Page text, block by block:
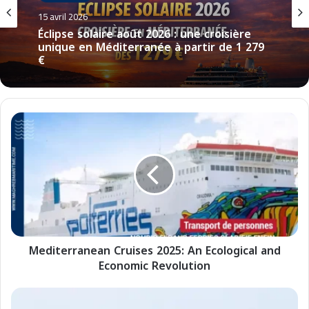
Croisières
15 avril 2026
Éclipse solaire août 2026 : une croisière
unique en Méditerranée à partir de 1 279
2 avril 2026
La Goulette 2026 : Impact économique
des croisières révélées
M
e
d
i
t
e
r
a
n
Mediterranean Cruises 2025: An Ecological and
Economic Revolution
C